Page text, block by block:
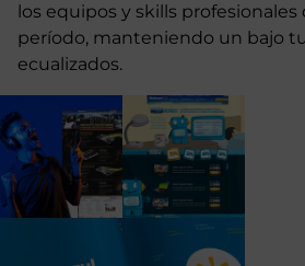
los equipos y skills
período, manteniendo un bajo
ecualizados.